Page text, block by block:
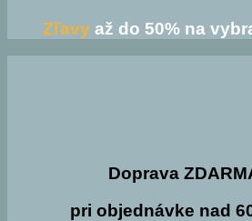
Zľavyaž do 50% na
Doprava
pri objednávke nad